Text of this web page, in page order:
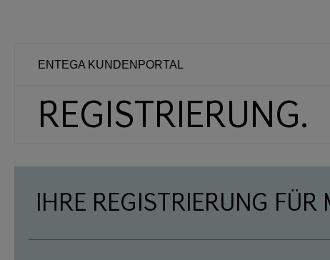
ENTEGA KUNDENPORTAL
REGISTRIERUNG.
IHRE REGISTRIERUNG FÜR